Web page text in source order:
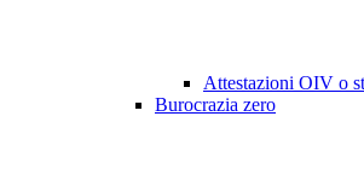
Attestazioni OIV o
Burocrazia zero